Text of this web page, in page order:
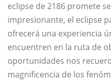
eclipse de 2186 promete
impresionante, el eclipse
ofrecerá una experiencia
encuentren en la ruta de
oportunidades nos
magnificencia de los